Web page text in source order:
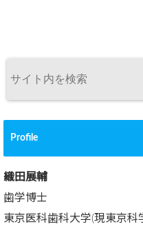
Profile
織田展輔
歯学博士
東京医科歯科大学(現東京科